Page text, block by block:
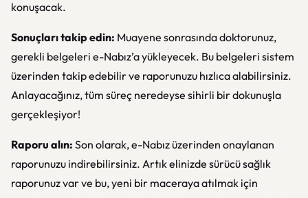
konuşacak.
Sonuçları takip edin: Muayene sonrasında doktorunuz,
gerekli belgeleri e-Nabız’a yükleyecek. Bu belgeleri sistem
üzerinden takip edebilir ve raporunuzu hızlıca alabilirsiniz.
Anlayacağınız, tüm süreç neredeyse sihirli bir dokunuşla
gerçekleşiyor!
Raporu alın: Son olarak, e-Nabız üzerinden onaylanan
raporunuzu indirebilirsiniz. Artık elinizde sürücü sağlık
raporunuz var ve bu, yeni bir maceraya atılmak için